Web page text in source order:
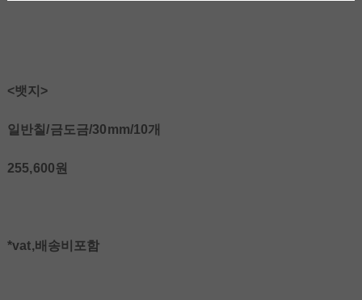
<뱃지>
일반칠/금도금/30mm/10개
255,600원
*vat,배송비포함